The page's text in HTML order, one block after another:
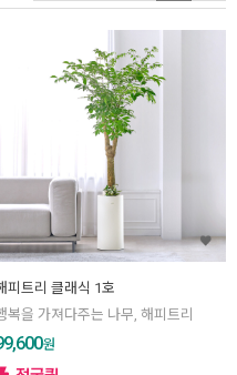
피트리 클래식 1호
복을 가져다주는 나무, 해피트리
원